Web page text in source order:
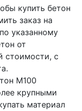
купить бетон
заказ на
указанному
от
стоимости, с
M100
крупными
материал